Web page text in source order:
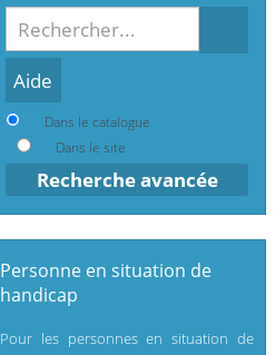
Dans le catalogue
Dans le site
Recherche avancée
Personne en situation de
handicap
Pour les personnes en situation de